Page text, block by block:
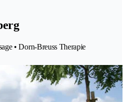
• Dorn-Breuss Therapie